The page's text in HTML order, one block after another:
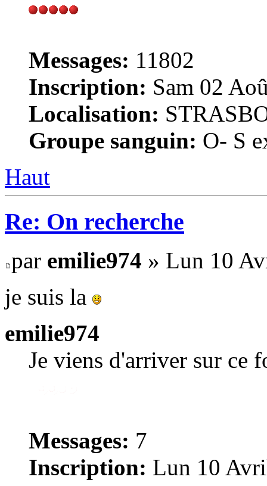
Messages: 11802
Inscription: Sam 02
Localisation:
Groupe sanguin: O- S
Haut
Re: On recherche
par emilie974 » Lun 10
je suis la
emilie974
Je viens d'arriver sur ce
Messages: 7
Inscription: Lun 10